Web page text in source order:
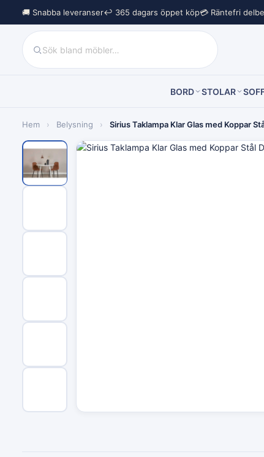
🚚 Snabba leveranser↩︎ 365 dagars öppet köp💳 Räntefri
BORD STOLAR
Hem › Belysning › Sirius Taklampa Klar Glas med Koppar